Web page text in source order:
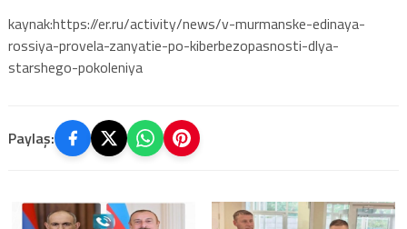
kaynak:https://er.ru/activity/news/v-murmanske-edinaya-
rossiya-provela-zanyatie-po-kiberbezopasnosti-dlya-
starshego-pokoleniya
Paylaş: